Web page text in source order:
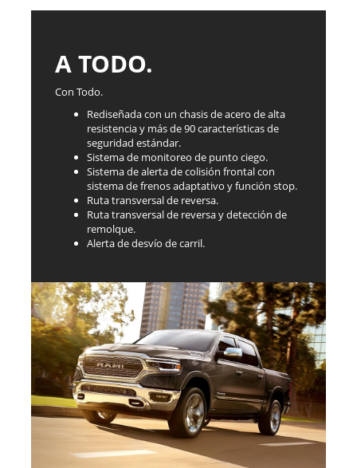
A TODO.
Con Todo.
Rediseñada con un chasis de acero de alta
resistencia y más de 90 características de
seguridad estándar.
Sistema de monitoreo de punto ciego.
Sistema de alerta de colisión frontal con
sistema de frenos adaptativo y función stop.
Ruta transversal de reversa.
Ruta transversal de reversa y detección de
remolque.
Alerta de desvío de carril.